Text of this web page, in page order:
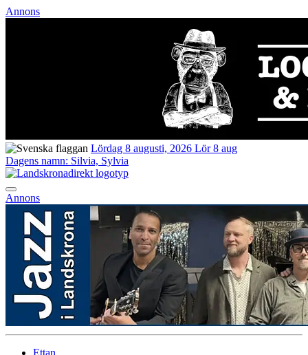
Annons
Lördag 8 augusti, 2026 Lör 8 aug
Dagens namn: Silvia, Sylvia
Annons
Ettan